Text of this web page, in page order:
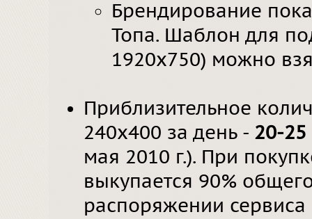
Брендирование
Топа. Шаблон для
1920х750) можно
Приблизительное
240х400 за день - 20-25
мая 2010 г.). При
выкупается 90%
распоряжении сервиса